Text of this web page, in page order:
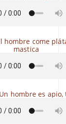
hombre come
mastica
hombre es apio,